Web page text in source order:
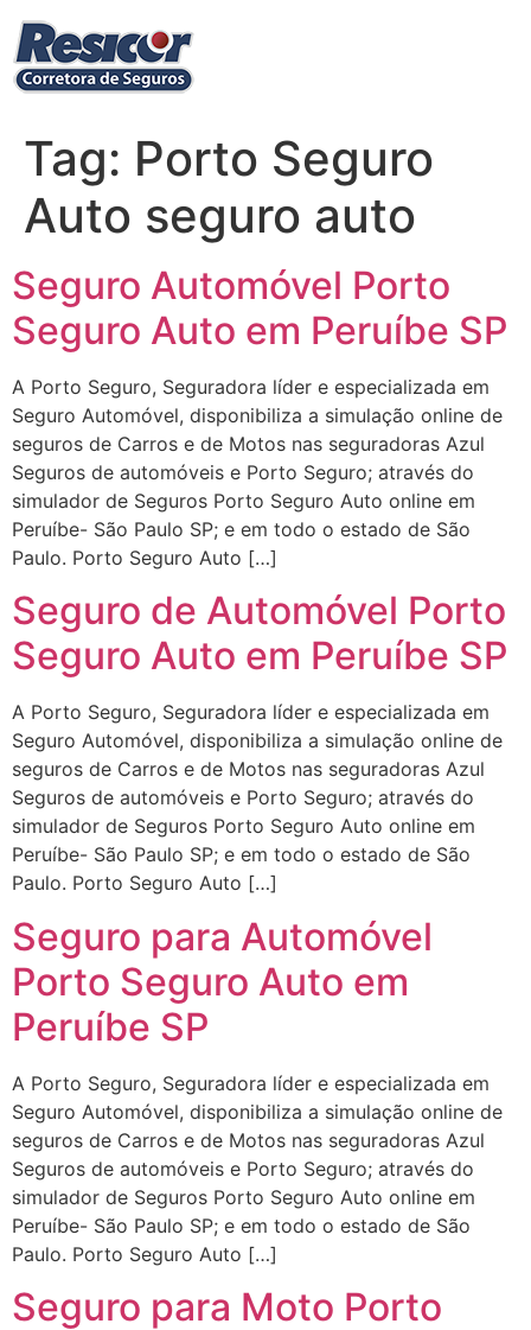
para
conteúdo
Tag: Porto Seguro
Auto seguro auto
Seguro Automóvel Porto
Seguro Auto em Peruíbe SP
A Porto Seguro, Seguradora líder e especializada em
Seguro Automóvel, disponibiliza a simulação online de
seguros de Carros e de Motos nas seguradoras Azul
Seguros de automóveis e Porto Seguro; através do
simulador de Seguros Porto Seguro Auto online em
Peruíbe- São Paulo SP; e em todo o estado de São
Paulo. Porto Seguro Auto […]
Seguro de Automóvel Porto
Seguro Auto em Peruíbe SP
A Porto Seguro, Seguradora líder e especializada em
Seguro Automóvel, disponibiliza a simulação online de
seguros de Carros e de Motos nas seguradoras Azul
Seguros de automóveis e Porto Seguro; através do
simulador de Seguros Porto Seguro Auto online em
Peruíbe- São Paulo SP; e em todo o estado de São
Paulo. Porto Seguro Auto […]
Seguro para Automóvel
Porto Seguro Auto em
Peruíbe SP
A Porto Seguro, Seguradora líder e especializada em
Seguro Automóvel, disponibiliza a simulação online de
seguros de Carros e de Motos nas seguradoras Azul
Seguros de automóveis e Porto Seguro; através do
simulador de Seguros Porto Seguro Auto online em
Peruíbe- São Paulo SP; e em todo o estado de São
Paulo. Porto Seguro Auto […]
Seguro para Moto Porto